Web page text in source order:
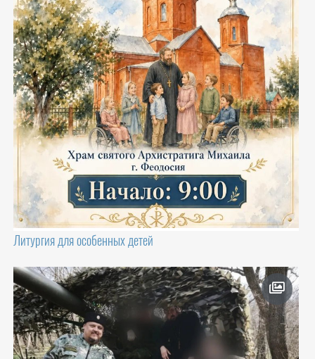
Литургия для особенных детей